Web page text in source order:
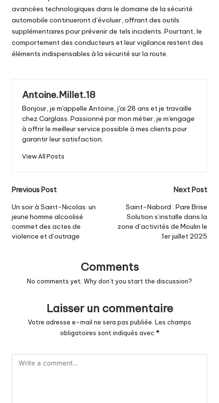
avancées technologiques dans le domaine de la sécurité
automobile continueront d’évoluer, offrant des outils
supplémentaires pour prévenir de tels incidents. Pourtant, le
comportement des conducteurs et leur vigilance restent des
éléments indispensables à la sécurité sur la route.
Antoine.Millet.18
Bonjour, je m'appelle Antoine, j'ai 28 ans et je travaille
chez Carglass. Passionné par mon métier, je m'engage
à offrir le meilleur service possible à mes clients pour
garantir leur satisfaction.
View All Posts
Post
navigation
Previous Post
Un soir à Saint-Nicolas: un
jeune homme alcoolisé
commet des actes de
violence et d’outrage
Next Post
Saint-Nabord : Pare Brise
Solution s’installe dans la
zone d’activités de Moulin le
1er juillet 2025
Comments
No comments yet. Why don’t you start the discussion?
Laisser un commentaire
Votre adresse e-mail ne sera pas publiée. Les champs
obligatoires sont indiqués avec *